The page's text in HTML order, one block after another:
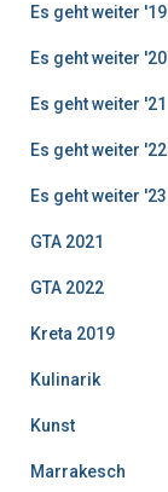
Es geht weiter '19
Es geht weiter '20
Es geht weiter '21
Es geht weiter '22
Es geht weiter '23
GTA 2021
GTA 2022
Kreta 2019
Kulinarik
Kunst
Marrakesch